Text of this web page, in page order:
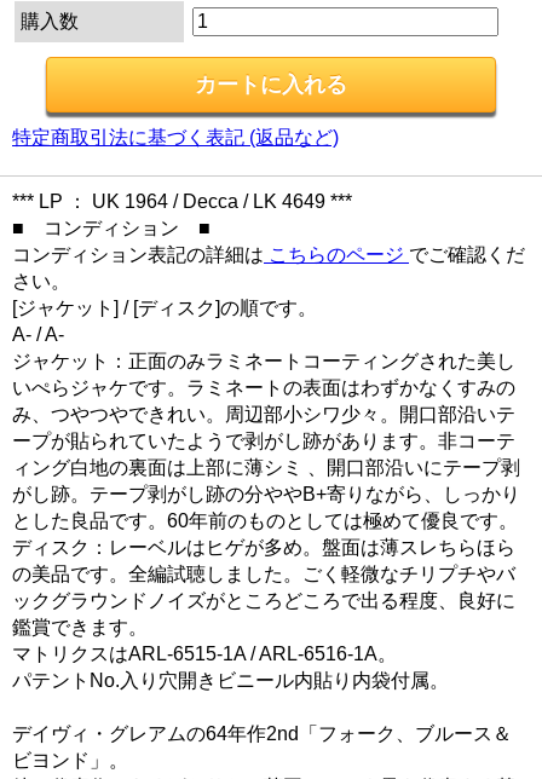
購入数
特定商取引法に基づく表記 (返品など)
*** LP ： UK 1964 / Decca / LK 4649 ***
■ コンディション ■
コンディション表記の詳細は こちらのページ でご確認くだ
さい。
[ジャケット] / [ディスク]の順です。
A- / A-
ジャケット：正面のみラミネートコーティングされた美し
いぺらジャケです。ラミネートの表面はわずかなくすみの
み、つやつやできれい。周辺部小シワ少々。開口部沿いテ
ープが貼られていたようで剥がし跡があります。非コーテ
ィング白地の裏面は上部に薄シミ 、開口部沿いにテープ剥
がし跡。テープ剥がし跡の分ややB+寄りながら、しっかり
とした良品です。60年前のものとしては極めて優良です。
ディスク：レーベルはヒゲが多め。盤面は薄スレちらほら
の美品です。全編試聴しました。ごく軽微なチリプチやバ
ックグラウンドノイズがところどころで出る程度、良好に
鑑賞できます。
マトリクスはARL-6515-1A / ARL-6516-1A。
パテントNo.入り穴開きビニール内貼り内袋付属。
デイヴィ・グレアムの64年作2nd「フォーク、ブルース＆
ビヨンド」。